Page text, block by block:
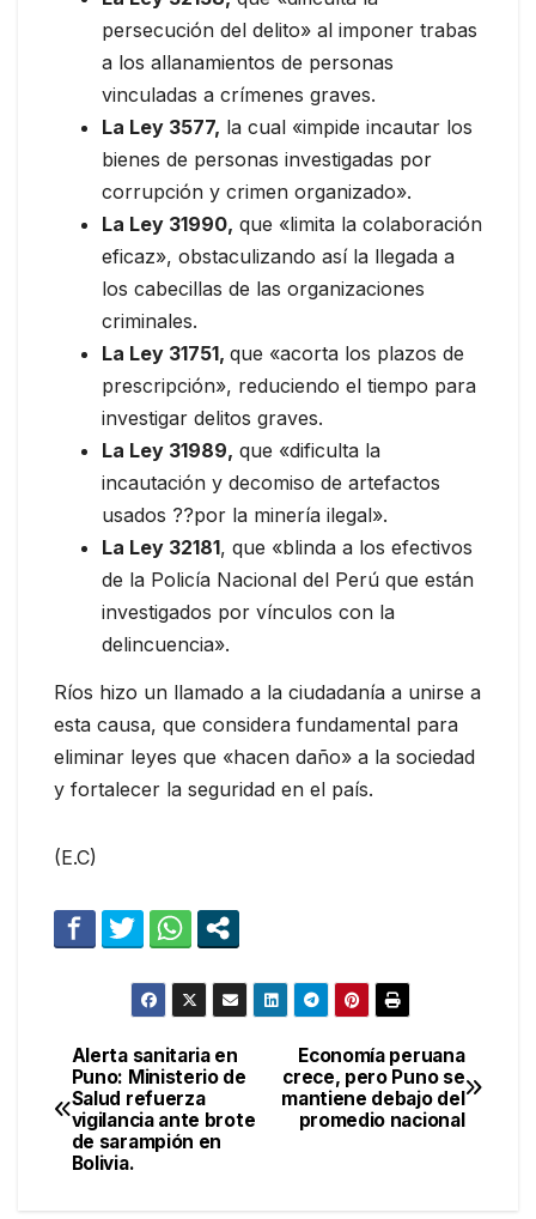
persecución del delito» al imponer trabas
a los allanamientos de personas
vinculadas a crímenes graves.
La Ley 3577, la cual «impide incautar los
bienes de personas investigadas por
corrupción y crimen organizado».
La Ley 31990, que «limita la colaboración
eficaz», obstaculizando así la llegada a
los cabecillas de las organizaciones
criminales.
La Ley 31751, que «acorta los plazos de
prescripción», reduciendo el tiempo para
investigar delitos graves.
La Ley 31989, que «dificulta la
incautación y decomiso de artefactos
usados ??por la minería ilegal».
La Ley 32181, que «blinda a los efectivos
de la Policía Nacional del Perú que están
investigados por vínculos con la
delincuencia».
Ríos hizo un llamado a la ciudadanía a unirse a
esta causa, que considera fundamental para
eliminar leyes que «hacen daño» a la sociedad
y fortalecer la seguridad en el país.
(E.C)
Navegación
de
entradas
Economía peruana
crece, pero Puno se
mantiene debajo del
promedio nacional
Alerta sanitaria en
Puno: Ministerio de
Salud refuerza
vigilancia ante brote
de sarampión en
Bolivia.